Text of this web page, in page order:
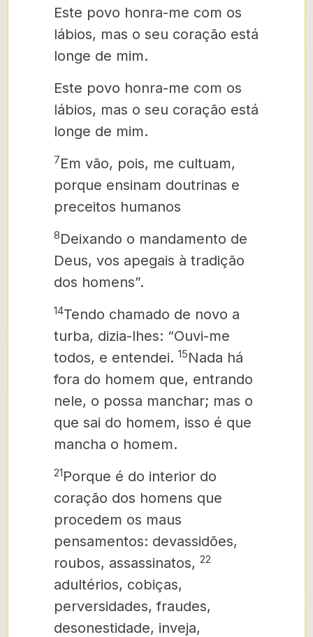
Este povo honra-me com os
lábios, mas o seu coração está
longe de mim.
Este povo honra-me com os
lábios, mas o seu coração está
longe de mim.
7Em vão, pois, me cultuam,
porque ensinam doutrinas e
preceitos humanos
8Deixando o mandamento de
Deus, vos apegais à tradição
dos homens”.
14Tendo chamado de novo a
turba, dizia-lhes: “Ouvi-me
todos, e entendei. 15Nada há
fora do homem que, entrando
nele, o possa manchar; mas o
que sai do homem, isso é que
mancha o homem.
21Porque é do interior do
coração dos homens que
procedem os maus
pensamentos: devassidões,
roubos, assassinatos, 22
adultérios, cobiças,
perversidades, fraudes,
desonestidade, inveja,